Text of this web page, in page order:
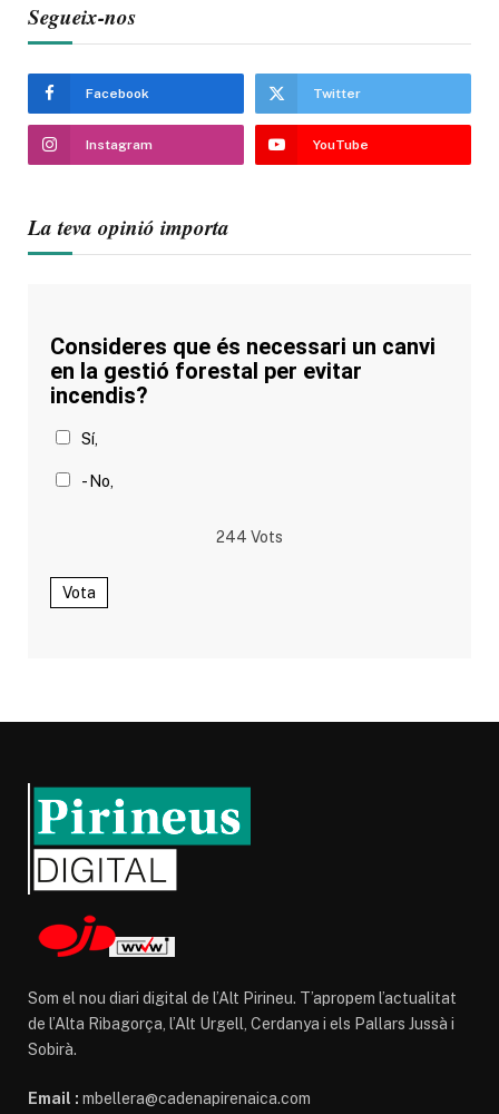
Segueix-nos
Facebook Twitter
Instagram YouTube
La teva opinió importa
Consideres que és necessari un canvi
en la gestió forestal per evitar
incendis?
Sí,
- No,
244 Vots
Vota
Som el nou diari digital de l’Alt Pirineu. T’apropem l’actualitat
de l’Alta Ribagorça, l’Alt Urgell, Cerdanya i els Pallars Jussà i
Sobirà.
Email : mbellera@cadenapirenaica.com